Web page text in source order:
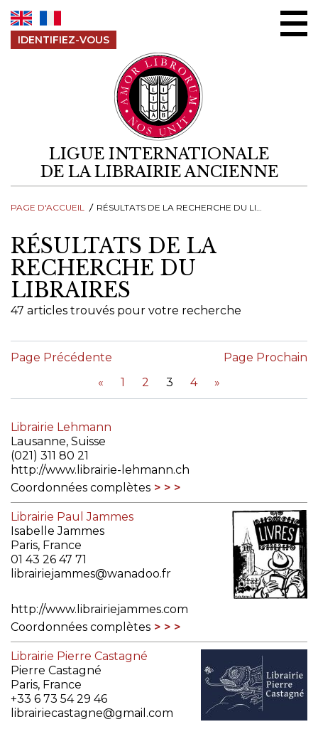
IDENTIFIEZ-VOUS
LIGUE INTERNATIONALE
DE LA LIBRAIRIE ANCIENNE
PAGE D'ACCUEIL RÉSULTATS DE LA RECHERCHE DU LIBRAIRES
RÉSULTATS DE LA
RECHERCHE DU
LIBRAIRES
47 articles trouvés pour votre recherche
Page Précédente
«
1 2 3 4 »
Page Prochain
Librairie Lehmann
Lausanne, Suisse
(021) 311 80 21
http://www.librairie-lehmann.ch
Coordonnées complètes
Librairie Paul Jammes
Isabelle Jammes
Paris, France
01 43 26 47 71
librairiejammes@wanadoo.fr
http://www.librairiejammes.com
Coordonnées complètes
Librairie Pierre Castagné
Pierre Castagné
Paris, France
+33 6 73 54 29 46
librairiecastagne@gmail.com